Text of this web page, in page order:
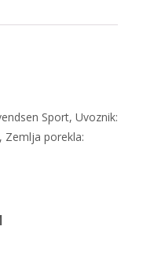
Sport, Uvoznik:
Zemlja porekla: